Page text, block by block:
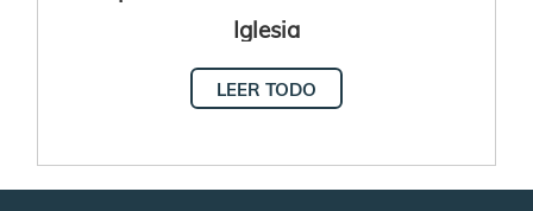
Iglesia
LEER TODO